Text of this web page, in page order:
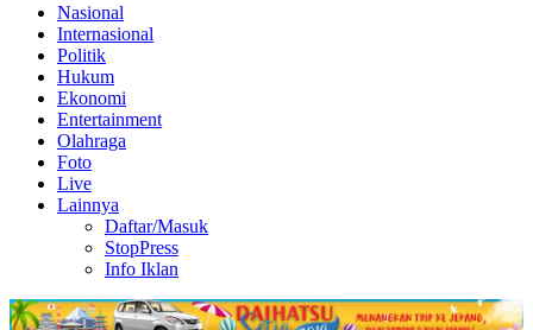
Nasional
Internasional
Politik
Hukum
Ekonomi
Entertainment
Olahraga
Foto
Live
Lainnya
Daftar/Masuk
StopPress
Info Iklan